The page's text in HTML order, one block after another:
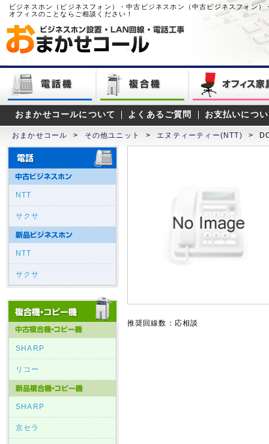
ビジネスホン（ビジネスフォン）・中古ビジネスホン（中古ビジネスフォン
オフィスのことならご相談ください！
おまかせコールについて よくあるご質問 お支払いにつ
おまかせコール > その他ユニット > エヌティーティー(NTT) >
NTT
サクサ
NTT
サクサ
SHARP
リコー
SHARP
京セラ
推奨回線数：応相談